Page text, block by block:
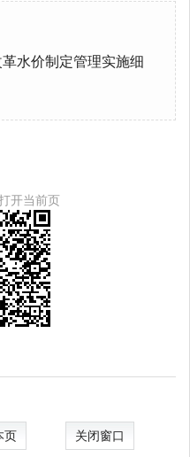
革水价制定管理实施细
开当前页
页 关闭窗口